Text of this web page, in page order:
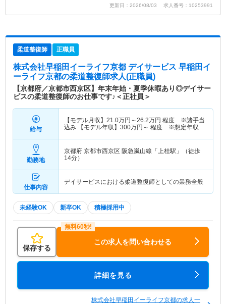
更新日：2026/08/03 求人番号：10253991
柔道整復師 正職員
株式会社早稲田イーライフ京都 デイサービス 早稲田イ
ーライフ京都の柔道整復師求人(正職員)
【京都府／京都市西京区】年末年始・夏季休暇あり◎デイサー
ビスの柔道整復師のお仕事です♪＜正社員＞
給与
【モデル月収】 21.0万円～26.2万円 程度 ※諸手当
込み 【モデル年収】 300万円～ 程度 ※想定年収
勤務地
京都府 京都市西京区 阪急嵐山線「上桂駅」（徒歩
14分）
仕事内容
デイサービスにおける柔道整復師としての業務全般
未経験OK 新卒OK 積極採用中
保存する
この求人を問い合わせる
詳細を見る
株式会社早稲田イーライフ京都の求人一